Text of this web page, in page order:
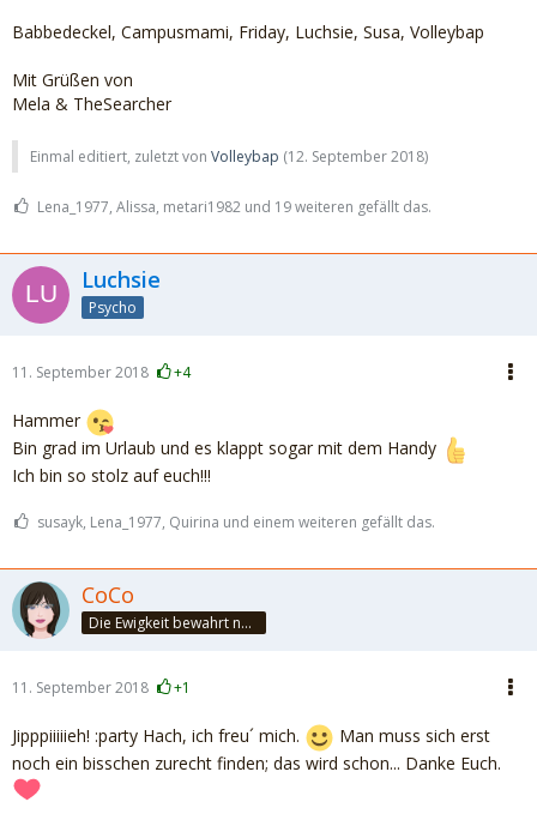
Babbedeckel, Campusmami, Friday, Luchsie, Susa, Volleybap
Mit Grüßen von
Mela & TheSearcher
Einmal editiert, zuletzt von Volleybap (12. September 2018)
Lena_1977, Alissa, metari1982 und 19 weiteren gefällt das.
Luchsie
Psycho
11. September 2018 +4
Hammer
Bin grad im Urlaub und es klappt sogar mit dem Handy
Ich bin so stolz auf euch!!!
susayk, Lena_1977, Quirina und einem weiteren gefällt das.
CoCo
Die Ewigkeit bewahrt nur die Liebe, weil sie von gleicher Natur ist. ~Khalil Gibran~
11. September 2018 +1
Jipppiiiiieh! :party Hach, ich freu´ mich.
Man muss sich erst
noch ein bisschen zurecht finden; das wird schon... Danke Euch.